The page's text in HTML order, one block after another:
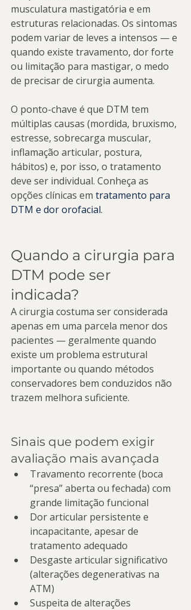
musculatura mastigatória e em
estruturas relacionadas. Os sintomas
podem variar de leves a intensos — e
quando existe travamento, dor forte
ou limitação para mastigar, o medo
de precisar de cirurgia aumenta.
O ponto-chave é que DTM tem
múltiplas causas (mordida, bruxismo,
estresse, sobrecarga muscular,
inflamação articular, postura,
hábitos) e, por isso, o tratamento
deve ser individual. Conheça as
opções clínicas em tratamento para
DTM e dor orofacial.
Quando a cirurgia para
DTM pode ser
indicada?
A cirurgia costuma ser considerada
apenas em uma parcela menor dos
pacientes — geralmente quando
existe um problema estrutural
importante ou quando métodos
conservadores bem conduzidos não
trazem melhora suficiente.
Sinais que podem exigir
avaliação mais avançada
Travamento recorrente (boca
“presa” aberta ou fechada) com
grande limitação funcional
Dor articular persistente e
incapacitante, apesar de
tratamento adequado
Desgaste articular significativo
(alterações degenerativas na
ATM)
Suspeita de alterações